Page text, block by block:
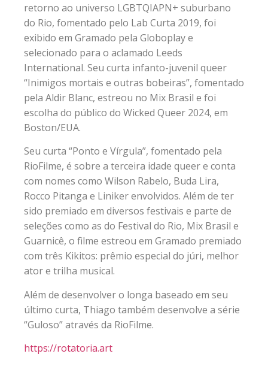
retorno ao universo LGBTQIAPN+ suburbano
do Rio, fomentado pelo Lab Curta 2019, foi
exibido em Gramado pela Globoplay e
selecionado para o aclamado Leeds
International. Seu curta infanto-juvenil queer
“Inimigos mortais e outras bobeiras”, fomentado
pela Aldir Blanc, estreou no Mix Brasil e foi
escolha do público do Wicked Queer 2024, em
Boston/EUA.
Seu curta “Ponto e Vírgula”, fomentado pela
RioFilme, é sobre a terceira idade queer e conta
com nomes como Wilson Rabelo, Buda Lira,
Rocco Pitanga e Liniker envolvidos. Além de ter
sido premiado em diversos festivais e parte de
seleções como as do Festival do Rio, Mix Brasil e
Guarnicê, o filme estreou em Gramado premiado
com três Kikitos: prêmio especial do júri, melhor
ator e trilha musical.
Além de desenvolver o longa baseado em seu
último curta, Thiago também desenvolve a série
“Guloso” através da RioFilme.
https://rotatoria.art